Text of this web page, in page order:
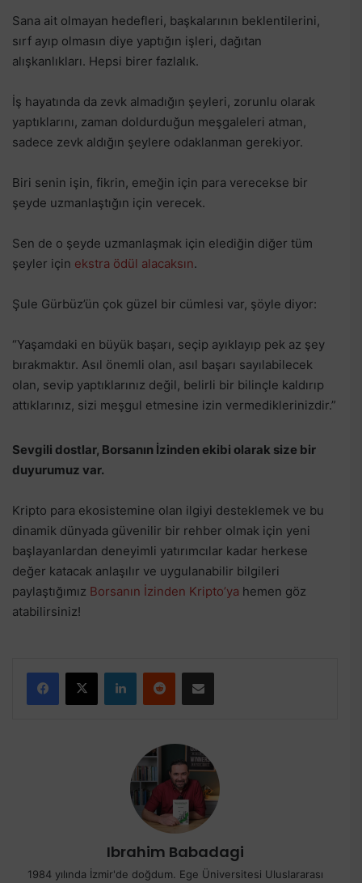
Sana ait olmayan hedefleri, başkalarının beklentilerini,
sırf ayıp olmasın diye yaptığın işleri, dağıtan
alışkanlıkları. Hepsi birer fazlalık.
İş hayatında da zevk almadığın şeyleri, zorunlu olarak
yaptıklarını, zaman doldurduğun meşgaleleri atman,
sadece zevk aldığın şeylere odaklanman gerekiyor.
Biri senin işin, fikrin, emeğin için para verecekse bir
şeyde uzmanlaştığın için verecek.
Sen de o şeyde uzmanlaşmak için elediğin diğer tüm
şeyler için ekstra ödül alacaksın.
Şule Gürbüz’ün çok güzel bir cümlesi var, şöyle diyor:
“Yaşamdaki en büyük başarı, seçip ayıklayıp pek az şey
bırakmaktır. Asıl önemli olan, asıl başarı sayılabilecek
olan, sevip yaptıklarınız değil, belirli bir bilinçle kaldırıp
attıklarınız, sizi meşgul etmesine izin vermediklerinizdir.”
Sevgili dostlar, Borsanın İzinden ekibi olarak size bir
duyurumuz var.
Kripto para ekosistemine olan ilgiyi desteklemek ve bu
dinamik dünyada güvenilir bir rehber olmak için yeni
başlayanlardan deneyimli yatırımcılar kadar herkese
değer katacak anlaşılır ve uygulanabilir bilgileri
paylaştığımız Borsanın İzinden Kripto’ya hemen göz
atabilirsiniz!
Ibrahim Babadagi
1984 yılında İzmir'de doğdum. Ege Üniversitesi Uluslararası